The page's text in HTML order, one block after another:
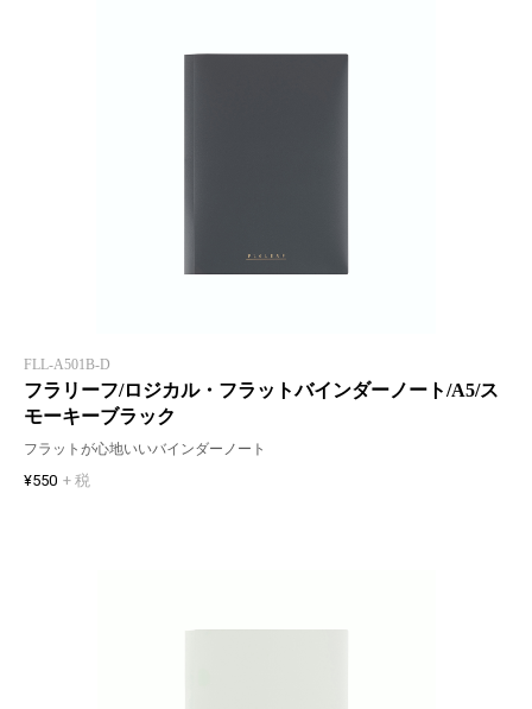
FLL-A501B-D
フラリーフ/ロジカル・フラットバインダーノート/A5/ス
モーキーブラック
フラットが心地いいバインダーノート
¥550 + 税